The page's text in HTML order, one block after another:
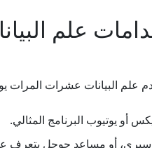
علم
علم البيانات عشرات المرات
أو يوتيوب البرنامج المثالي.
سيري، أو مساعد جوجل يتعرف